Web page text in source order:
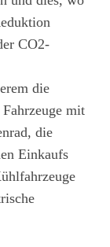
CO2-
die
mit
die
Einkaufs